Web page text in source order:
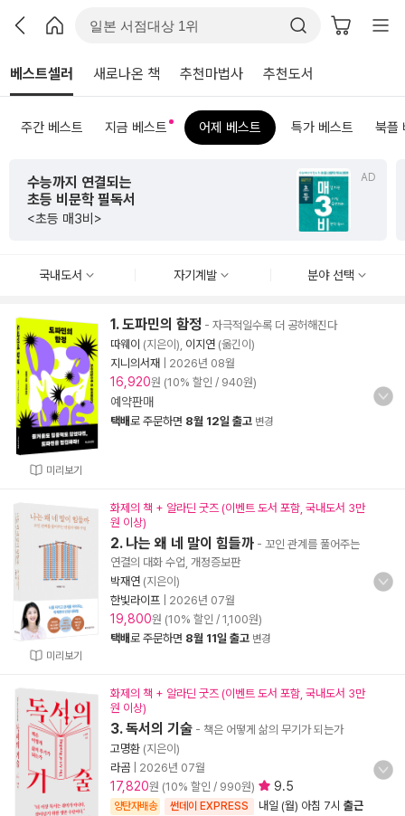
베스트셀러 새로나온 책 추천마법사 추천도서
주간 베스트 지금 베스트 어제 베스트 특가 베스트 북플
AD
초판 한정 한지 제작본!
<그리하여 어느 날 사랑이여>
국내도서 자기계발 분야 선택
미리보기
1. 도파민의 함정 - 자극적일수록 더 공허해진다
따웨이 (지은이), 이지연 (옮긴이)
지니의서재
2026년 08월
16,920원 (10% 할인 / 940원)
예약판매
택배로 주문하면 8월 12일 출고 변경
미리보기
화제의 책 + 알라딘 굿즈 (이벤트 도서 포함, 국내도서 3만
원 이상)
2. 나는 왜 네 말이 힘들까 - 꼬인 관계를 풀어주는
연결의 대화 수업, 개정증보판
박재연 (지은이)
한빛라이프
2026년 07월
19,800원 (10% 할인 / 1,100원)
택배로 주문하면 8월 11일 출고 변경
화제의 책 + 알라딘 굿즈 (이벤트 도서 포함, 국내도서 3만
원 이상)
3. 독서의 기술 - 책은 어떻게 삶의 무기가 되는가
고명환 (지은이)
라곰
2026년 07월
17,820원 (10% 할인 / 990원) 9.5
양탄자배송 썬데이 EXPRESS 내일 (월) 아침 7시 출근